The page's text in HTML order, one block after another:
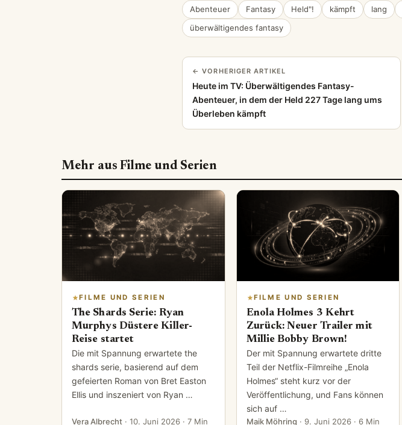
Abenteuer Fantasy Held"! kämpft lang
überwältigendes fantasy
← VORHERIGER ARTIKEL
Heute im TV: Überwältigendes Fantasy-
Abenteuer, in dem der Held 227 Tage lang ums
Überleben kämpft
Mehr aus Filme und Serien
FILME UND SERIEN
The Shards Serie: Ryan
Murphys Düstere Killer-
Reise startet
Die mit Spannung erwartete the
shards serie, basierend auf dem
gefeierten Roman von Bret Easton
Ellis und inszeniert von Ryan …
Vera Albrecht · 10. Juni 2026 · 7 Min
FILME UND SERIEN
Enola Holmes 3 Kehrt
Zurück: Neuer Trailer mit
Millie Bobby Brown!
Der mit Spannung erwartete dritte
Teil der Netflix-Filmreihe „Enola
Holmes“ steht kurz vor der
Veröffentlichung, und Fans können
sich auf …
Maik Möhring · 9. Juni 2026· 6 Min